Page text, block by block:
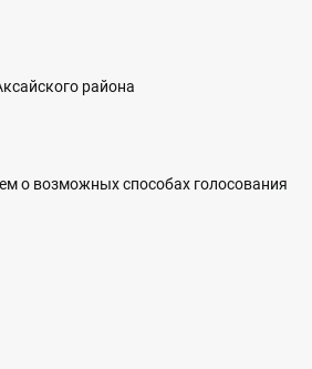
района
о возможных способах голосования